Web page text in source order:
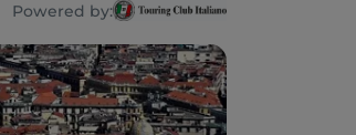
Powered by: